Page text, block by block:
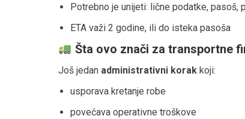
Potrebno je unijeti: lične podatke, pasoš,
ETA važi 2 godine, ili do isteka pasoša
Šta ovo znači za transportne
Još jedan administrativni korak koji:
usporava kretanje robe
povećava operativne troškove